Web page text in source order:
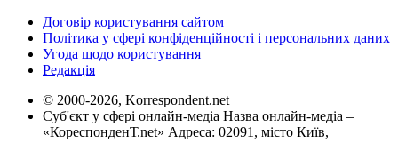
Договір користування сайтом
Політика у сфері конфіденційності і персональних даних
Угода щодо користування
Редакція
© 2000-2026, Korrespondent.net
Суб'єкт у сфері онлайн-медіа Назва онлайн-медіа –
«КореспонденТ.net» Адреса: 02091, місто Київ,